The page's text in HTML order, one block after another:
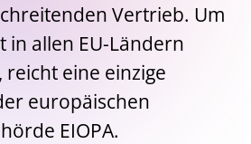
Vertrieb. Um
in allen EU-Ländern
reicht eine einzige
europäischen
EIOPA.